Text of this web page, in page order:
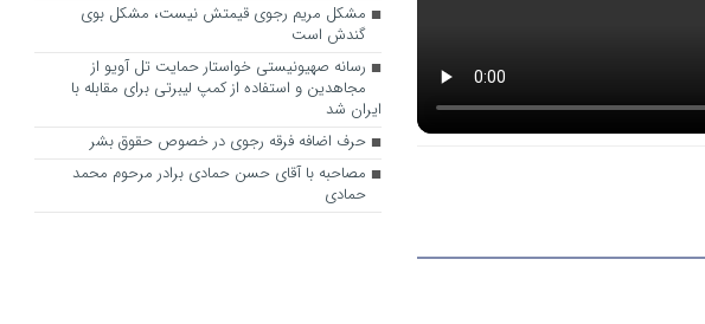
مشکل مریم رجوی قیمتش نیست، مشکل بوی
گندش است
رسانه صهیونیستی خواستار حمایت تل آویو از
مجاهدین و استفاده از کمپ لیبرتی برای مقابله با
ایران شد
حرف اضافه فرقه رجوی در خصوص حقوق بشر
مصاحبه با آقای حسن حمادی برادر مرحوم محمد
حمادی